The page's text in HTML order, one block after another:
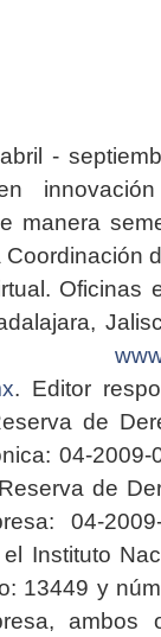
-
manera
Oficinas
. Editor
de
04-2009-
de
04-2009-
Instituto
13449 y
ambos